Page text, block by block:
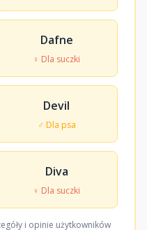
Dafne
♀ Dla suczki
Devil
♂ Dla psa
Diva
♀ Dla suczki
i opinie użytkowników